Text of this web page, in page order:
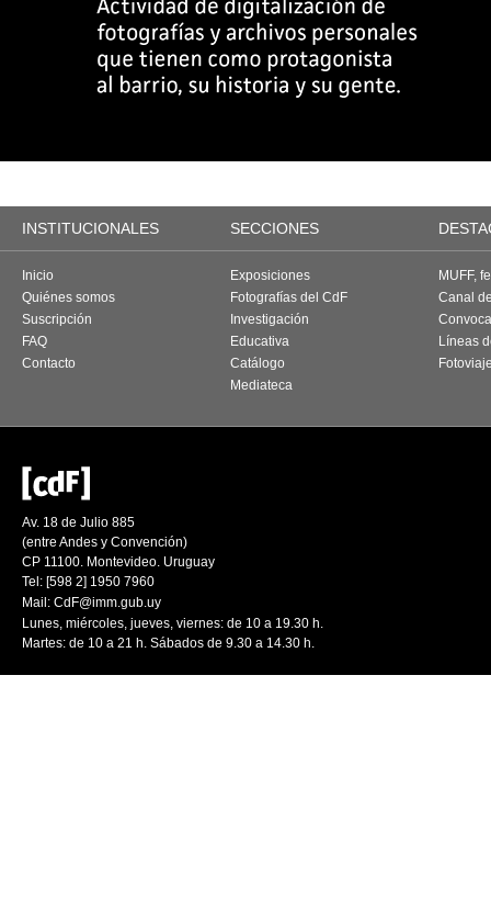
INSTITUCIONALES SECCIONES
Inicio
Quiénes somos
Suscripción
FAQ
Contacto
Exposiciones
Fotografías del CdF
Investigación
Educativa
Catálogo
Mediateca
MUFF,
Canal
Líneas
Av. 18 de Julio 885
(entre Andes y Convención)
CP 11100. Montevideo. Uruguay
Tel: [598 2] 1950 7960
Mail: CdF@imm.gub.uy
Lunes, miércoles, jueves, viernes: de 10 a 19.30 h.
Martes: de 10 a 21 h. Sábados de 9.30 a 14.30 h.